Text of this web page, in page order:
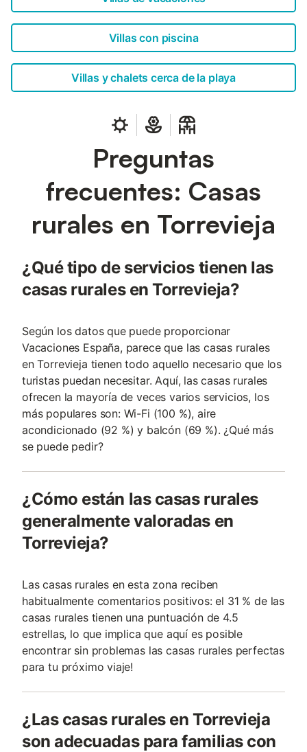
Villas con piscina
Villas y chalets cerca de la playa
Preguntas
frecuentes: Casas
rurales en Torrevieja
¿Qué tipo de servicios tienen las
casas rurales en Torrevieja?
Según los datos que puede proporcionar
Vacaciones España, parece que las casas rurales
en Torrevieja tienen todo aquello necesario que los
turistas puedan necesitar. Aquí, las casas rurales
ofrecen la mayoría de veces varios servicios, los
más populares son: Wi-Fi (100 %), aire
acondicionado (92 %) y balcón (69 %). ¿Qué más
se puede pedir?
¿Cómo están las casas rurales
generalmente valoradas en
Torrevieja?
Las casas rurales en esta zona reciben
habitualmente comentarios positivos: el 31 % de las
casas rurales tienen una puntuación de 4.5
estrellas, lo que implica que aquí es posible
encontrar sin problemas las casas rurales perfectas
para tu próximo viaje!
¿Las casas rurales en Torrevieja
son adecuadas para familias con